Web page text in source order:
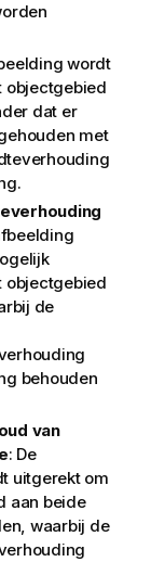
wordt
objectgebied
dat er
met
objectgebied
de
behouden
van
: De
uitgerekt om
aan beide
waarbij de